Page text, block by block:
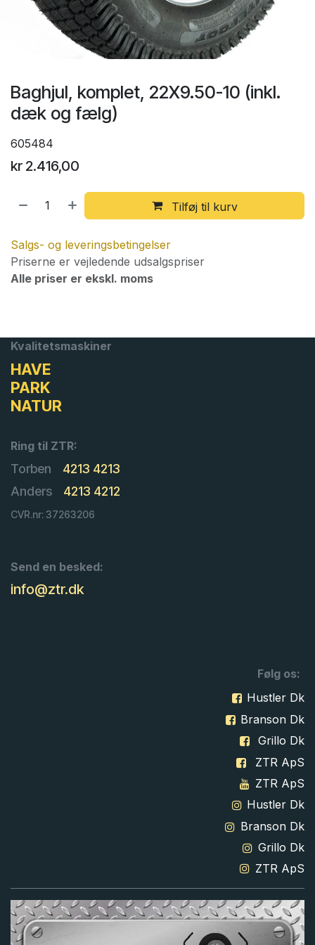
Baghjul, komplet, 22X9.50-10 (inkl.
dæk og fælg)
605484
kr 2.416,00
Tilføj til kurv
Salgs- og leveringsbetingelser
Priserne er vejledende udsalgspriser
Alle priser er ekskl. moms
Kvalitetsmaskiner
HAVE
PARK
NATUR
Ring til ZTR:
Torben
4213 4213
Anders
4213 4212
CVR.nr: 37263206
Send en besked:
info@ztr.dk
Følg os:
Hustler Dk
Branson Dk
Grillo Dk
ZTR ApS
ZTR ApS
Hustler Dk
Branson Dk
Grillo Dk
ZTR ApS